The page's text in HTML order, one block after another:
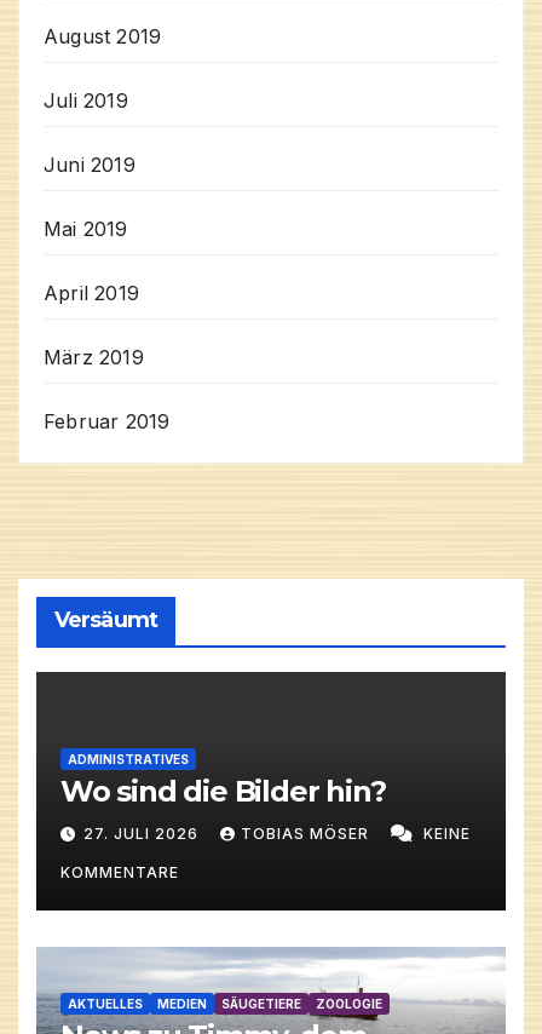
August 2019
Juli 2019
Juni 2019
Mai 2019
April 2019
März 2019
Februar 2019
Versäumt
ADMINISTRATIVES
Wo sind die Bilder hin?
27. JULI 2026 TOBIAS MÖSER KEINE
KOMMENTARE
AKTUELLES MEDIEN SÄUGETIERE ZOOLOGIE